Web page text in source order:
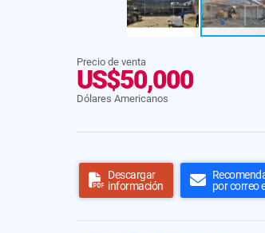
Precio de venta
US$50,000
Dólares Americanos
Descargar
información
por correo